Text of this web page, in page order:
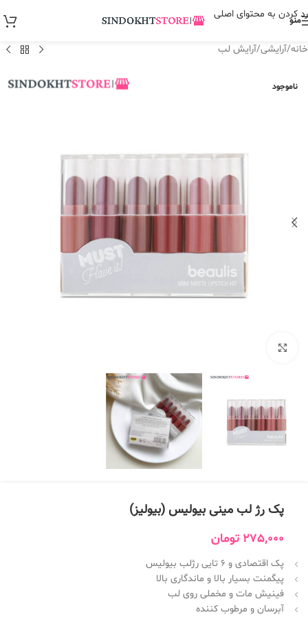
رد کردن به محتوای اصلی
منو
خانه/آرایشی/آرایش لب
ناموجود
پک رژ لب مینى بیولیس (بیولیز)
275,000 تومان
پک اقتصادی و 6 تایی رژلب بیولیس
پیگمنت بسیار بالا و ماندگاری بالا
فینیش مات و مخملی روی لب
آبرسان و مرطوب کننده